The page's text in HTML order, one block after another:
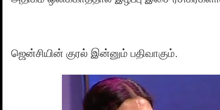
ஜென்சியின் குரல் இன்னும் பதிவாகும்.